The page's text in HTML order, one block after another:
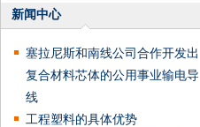
新闻中心
塞拉尼斯和南线公司合作开发出
复合材料芯体的公用事业输电导
线
工程塑料的具体优势